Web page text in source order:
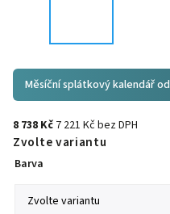
Měsíční splátkový kalendář od
8 738 Kč 7 221 Kč bez DPH
Zvolte variantu
Barva